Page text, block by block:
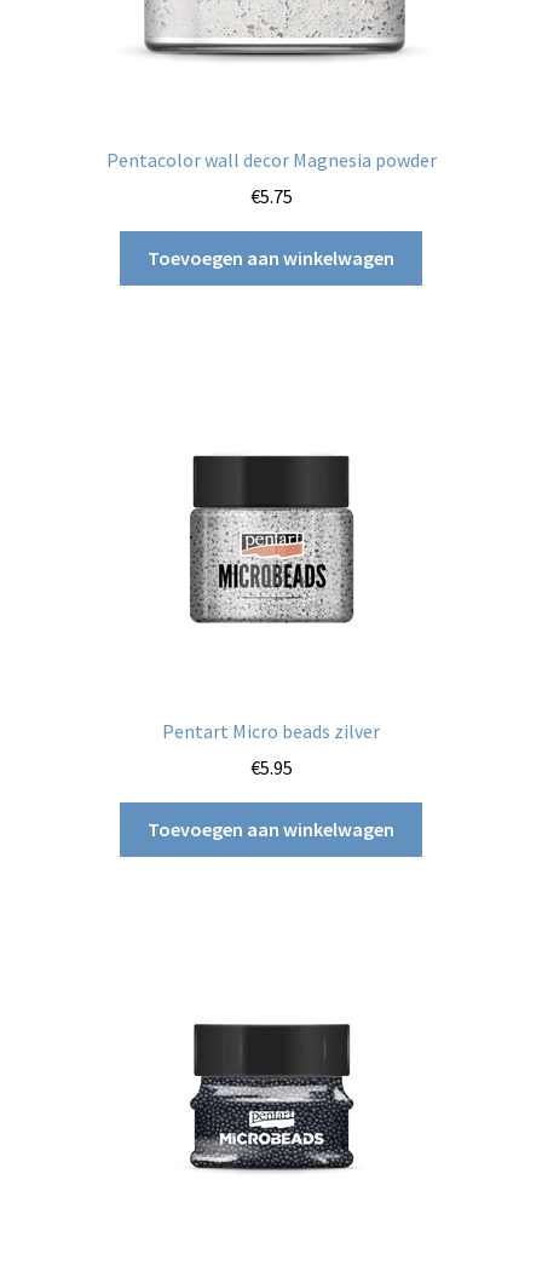
Pentacolor wall decor Magnesia powder
€5.75
Toevoegen aan winkelwagen
Pentart Micro beads zilver
€5.95
Toevoegen aan winkelwagen